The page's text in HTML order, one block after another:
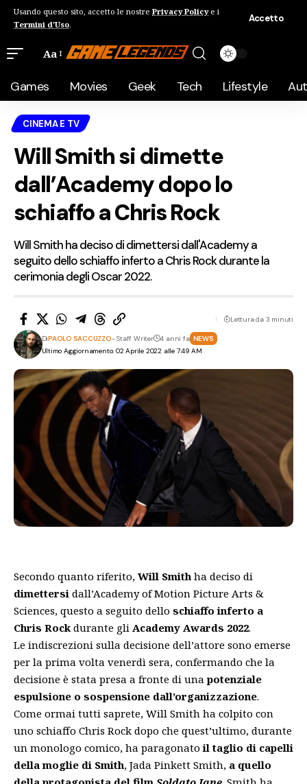
Usando questo sito, accetto le nostre Privacy Policye i
Termini d'Uso.
Accetto
Aa
Games Movies Geek Tech Lifestyle
CINEMA E TV
Will Smith si dimette
dall’Academy dopo lo
schiaffo a Chris Rock
Will Smith ha deciso di dimettersi dall'Academy a
seguito dello schiaffo inferto a Chris Rock durante la
cerimonia degli Oscar 2022.
Ultimo Aggiornamento: 02 Aprile 2022 alle 7:49 AM
DiPAOLO SACCUZZO- Staff Writer 4 anni fa NEWS
Lettura da 3 minuti
Secondo quanto riferito, Will Smith ha deciso di
dimettersi dall’Academy of Motion Picture Arts &
Sciences, questo a seguito dello schiaffo inferto a
Chris Rock durante gli Academy Awards 2022.
Le indiscrezioni sulla decisione dell’attore sono emerse
per la prima volta venerdì sera, confermando che la
decisione è stata presa a fronte di unapotenziale
espulsione o sospensione dall’organizzazione.
Come ormai tutti saprete, Will Smith ha colpito con
uno schiaffo Chris Rock dopo che quest’ultimo, durante
un monologo comico, ha paragonatoil taglio di capelli
della moglie di Smith, Jada Pinkett Smith, a quello